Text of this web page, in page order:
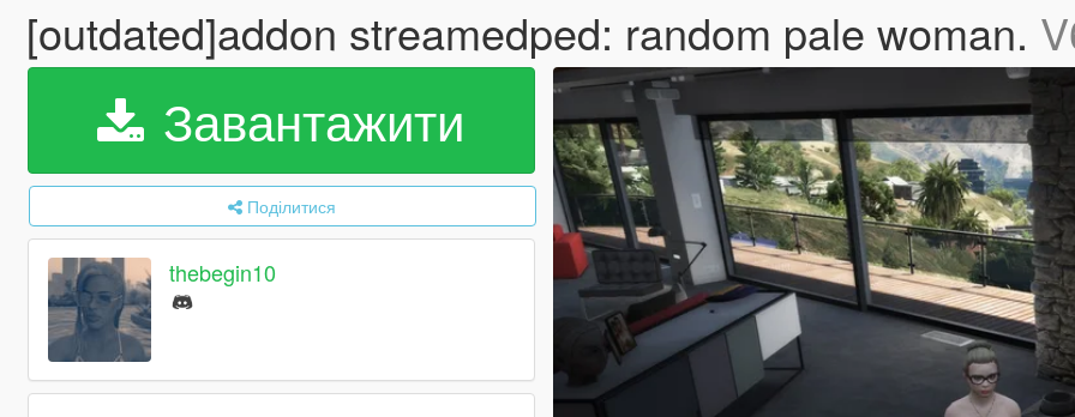
[outdated]addon streamedped: random pale woman.
Завантажити
Поділитися
thebegin10